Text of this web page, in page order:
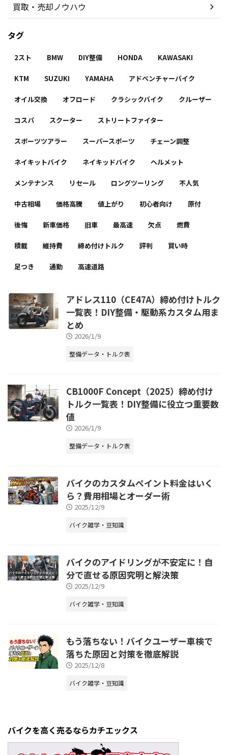
買取・売却ノウハウ
タグ
2スト BMW DIY整備 HONDA KAWASAKI
KTM SUZUKI YAMAHA アドベンチャーバイク
オイル交換 オフロード クラシックバイク クルーザー
コスパ スクーター ストリートファイター
スポーツツアラー スーパースポーツ チェーン調整
ネイキットバイク ネイキッドバイク ヘルメット
メンテナンス リセール ロングツーリング 不人気
中古相場 価格高騰 値上がり 初心者向け 原付
後悔 新車価格 旧車 最高速 欠点 燃費
積載 維持費 締め付けトルク 評判 買い時
足つき 通勤 高速道路
アドレス110（CE47A）締め付けトルク
一覧表！DIY整備・駆動系カスタム用ま
とめ
2026/1/9
整備データ・トルク表
CB1000F Concept（2025）締め付け
トルク一覧表！DIY整備に役立つ重要数
値
2026/1/9
整備データ・トルク表
バイクのカスタムペイント料金はいく
ら？費用相場とオーダー術
2025/12/9
バイク雑学・豆知識
バイクのアイドリングが不安定に！自
分で直せる原因究明と解決策
2025/12/9
バイク雑学・豆知識
もう落ちない！バイクユーザー車検で
落ちた原因と対策を徹底解説
2025/12/8
バイク雑学・豆知識
バイクを高く売るならカチエックス